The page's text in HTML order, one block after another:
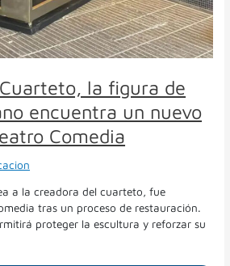
la figura de
encuentra un nuevo
Comedia
a la creadora del cuarteto, fue
tras un proceso de restauración.
proteger la escultura y reforzar su